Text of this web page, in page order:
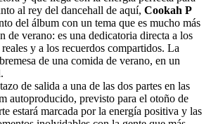
al rey del dancehall de aquí, Cookah P
del álbum con un tema que es mucho más
de verano: es una dedicatoria directa a los
y a los recuerdos compartidos. La
de una comida de verano, en un
de salida a una de las dos partes en las
autoproducido, previsto para el otoño de
estará marcada por la energía positiva y las